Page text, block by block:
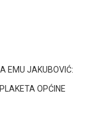
EMU JAKUBOVIĆ:
OPĆINE